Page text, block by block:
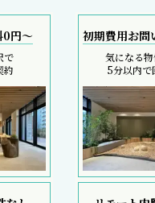
0円～
で
約
初期費用お問
気になる
5分以内で